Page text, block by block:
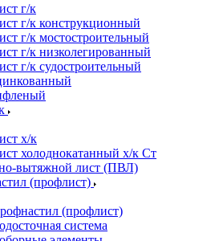
г/к
г/к конструкционный
г/к мостостроительный
г/к низколегированный
г/к судостроительный
х/к
холоднокатанный х/к Ст
вытяжной лист (ПВЛ)
(профлист)
(профлист)
система